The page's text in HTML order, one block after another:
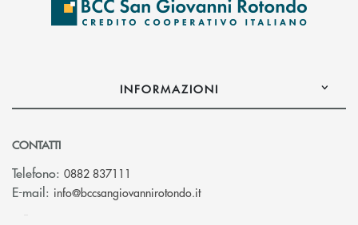
INFORMAZIONI
CONTATTI
Telefono: 0882 837111
E-mail: info@bccsangiovannirotondo.it(si apre l’app di posta